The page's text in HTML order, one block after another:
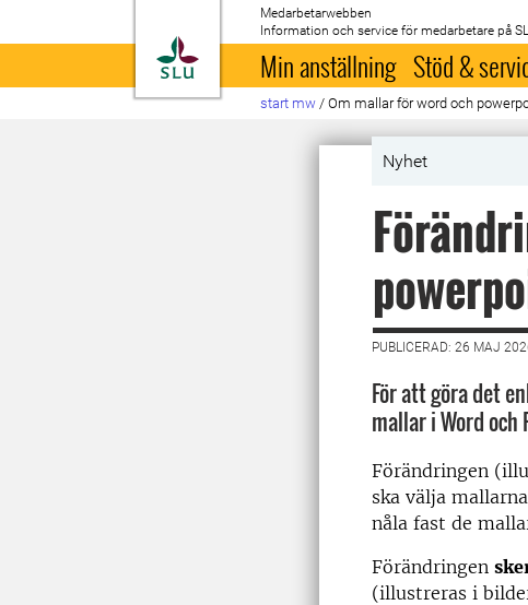
Till startsida
Medarbetarwebben
Information och service för medarbetare på
Min anställning Stöd &
start mw / Om mallar för word och
Nyhet
PUBLICERAD: 26 MAJ
För att göra det
mallar i Word
Förändringen
ska välja
nåla fast de
Förändringen
(illustreras i